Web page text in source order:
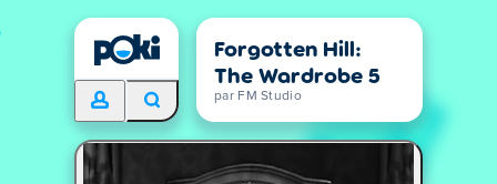
Forgotten Hill:
The Wardrobe 5
par FM Studio